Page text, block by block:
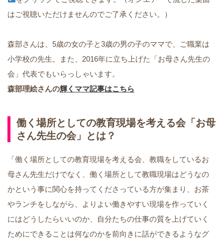
ヤ
ー
はご視聴いただけませんのでご了承ください。）
森部さんは、5歳の女の子と3歳の男の子のママで、ご職業は
小学校の先生。また、2016年に立ち上げた「お母さん先生の
会」代表でもいらっしゃいます。
森部理絵さんの輝くママ記事はこちら
働く場所としての教育現場を考える会「お母
さん先生の会」とは？
「働く場所としての教育現場を考える会、教職をしているお
母さん先生だけでなく、働く場所として教職現場はどうなの
かという事に関心を持ってくださっている方が集まり、お茶
やランチをしながら、よりよい働きやすい現場を作っていく
にはどうしたらいいのか、自分たちの仕事の質を上げていく
ためにできることは何なのかを前向きに話ができるようなグ